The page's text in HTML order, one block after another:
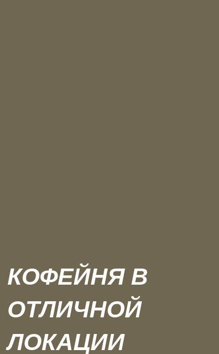
КОФЕЙНЯ В
ОТЛИЧНОЙ
ЛОКАЦИИ